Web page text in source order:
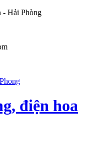
- Hải Phòng
điện hoa